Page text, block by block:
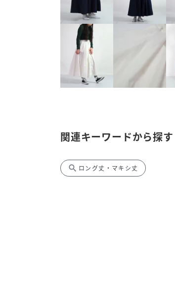
関連キーワードから探す
search ロング丈・マキシ丈